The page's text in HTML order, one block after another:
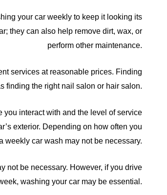
your car weekly to keep it looking its
they can also help remove dirt, wax, or
perform other maintenance.
services at reasonable prices. Finding
finding the right nail salon or hair salon.
you interact with and the level of service
exterior. Depending on how often you
weekly car wash may not be necessary.
not be necessary. However, if you drive
washing your car may be essential.